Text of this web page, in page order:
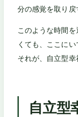
分の感覚を取り戻
このような時間
くても、ここに
それが、自立型幸
自立型